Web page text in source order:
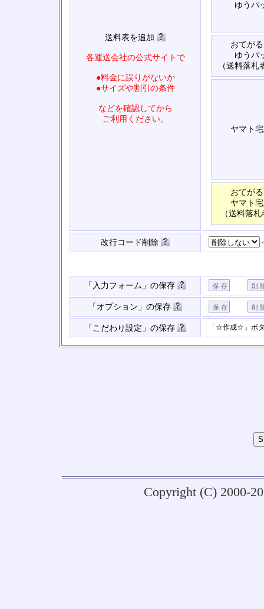
送料表を追加
各運送会社の公式サイトで
●料金に誤りがないか
●サイズや割引の条件
などを確認してから
ご利用ください。
ゆうパ
おてが
ゆうパ
（送料落札
ヤマト
おてが
ヤマト
（送料落
改行コード削除
「入力フォーム」の保存
「オプション」の保存
「こだわり設定」の保存 「☆作成☆」ボ
Copyright (C) 2000-